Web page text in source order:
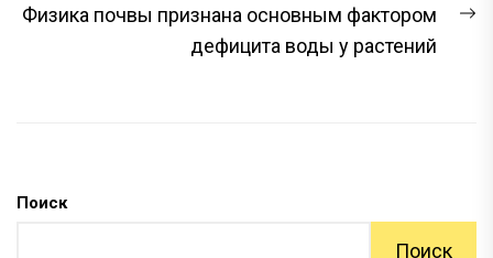
Физика почвы признана основным фактором
дефицита воды у растений
Поиск
Поиск